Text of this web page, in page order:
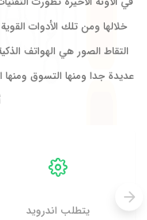
خلالها ومن تلك الأدوات
التقاط الصور هي الهواتف
عديدة جدا ومنها التسوق ومنها
يتطلب اندرويد